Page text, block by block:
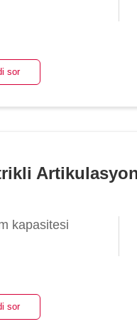
sor
kapasitesi
sor